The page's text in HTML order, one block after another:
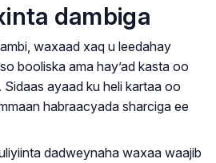
dambiga
waxaad xaq u leedahay
booliska ama hay’ad kasta oo
ayaad ku heli kartaa oo
habraacyada sharciga ee
dadweynaha waxaa waajib